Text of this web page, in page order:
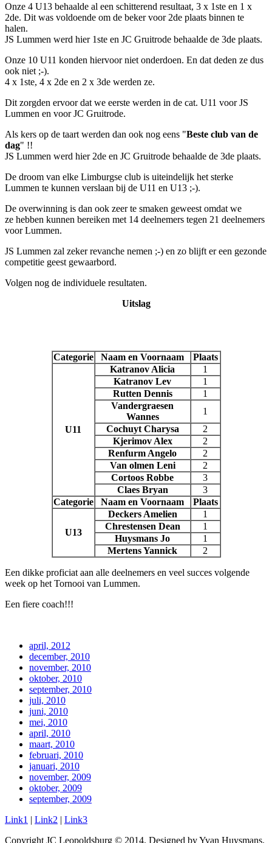
Onze 4 U13 behaalde al een schitterend resultaat, 3 x 1ste en 1 x
2de. Dit was voldoende om de beker voor 2de plaats binnen te
halen.
JS Lummen werd hier 1ste en JC Gruitrode behaalde de 3de plaats.
Onze 10 U11 konden hiervoor niet onderdoen. En dat deden ze dus
ook niet ;-).
4 x 1ste, 4 x 2de en 2 x 3de werden ze.
Dit zorgden ervoor dat we eerste werden in de cat. U11 voor JS
Lummen en voor JC Gruitrode.
Als kers op de taart werden dan ook nog eens "Beste club van de
dag" !!
JS Lummen werd hier 2de en JC Gruitrode behaalde de 3de plaats.
De droom van elke Limburgse club is uiteindelijk het sterke
Lummen te kunnen verslaan bij de U11 en U13 ;-).
De overwinning is dan ook zeer te smaken geweest omdat we
ze hebben kunnen bereiken met 14 deelnemers tegen 21 deelnemers
voor Lummen.
JS Lummen zal zeker revanche nemen ;-) en zo blijft er een gezonde
competitie geest gewaarbord.
Volgen nog de individuele resultaten.
Uitslag
Categorie Naam en Voornaam Plaats
U11
Katranov Alicia
1
Katranov Lev
1
Rutten Dennis
1
Vandergraesen
Wannes
1
Cochuyt Charysa
2
Kjerimov Alex
2
Renfurm Angelo
2
Van olmen Leni
2
Cortoos Robbe
3
Claes Bryan
3
Categorie
Naam en Voornaam Plaats
U13
Deckers Amelien
1
Chrestensen Dean
1
Huysmans Jo
1
Mertens Yannick
2
Een dikke proficiat aan alle deelnemers en veel succes volgende
week op het Tornooi van Lummen.
Een fiere coach!!!
april, 2012
december, 2010
november, 2010
oktober, 2010
september, 2010
juli, 2010
juni, 2010
mei, 2010
april, 2010
maart, 2010
februari, 2010
januari, 2010
november, 2009
oktober, 2009
september, 2009
Link1 | Link2 | Link3
Copyright JC Leopoldsburg © 2014. Designed by Yvan Huysmans.